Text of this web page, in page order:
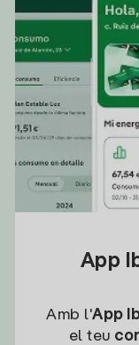
App
Amb l'App
el teu